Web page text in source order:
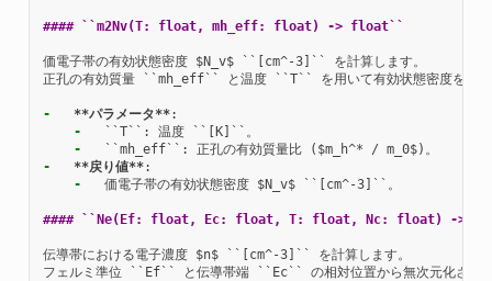
#### ``m2Nv(T: float, mh_eff: float) -> float``
価電子帯の有効状態密度 $N_v$ ``[cm^-3]`` を計算します。
正孔の有効質量 ``mh_eff`` と温度 ``T`` を用いて有効状態密度を
- **パラメータ**
-
-
-
**戻り値**
-
  価電子帯の有効状態密度 $N_v$ ``[cm^-3]``。
#### ``Ne(Ef: float, Ec: float, T: float, Nc: float) ->
伝導帯における電子濃度 $n$ ``[cm^-3]`` を計算します。
フェルミ準位 ``Ef`` と伝導帯端 ``Ec`` の相対位置から無次元化された